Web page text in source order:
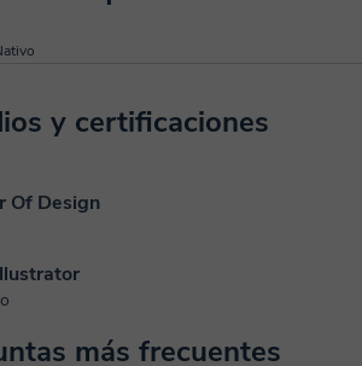
y certificaciones
Of Design
más frecuentes